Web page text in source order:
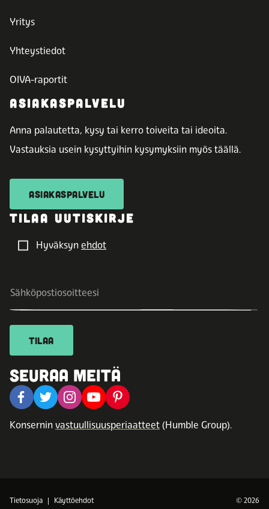
Yritys
Yhteystiedot
OIVA-raportit
ASIAKASPALVELU
Anna palautetta, kysy tai kerro toiveita tai ideoita.
Vastauksia usein kysyttyihin kysymyksiin myös täällä.
ASIAKASPALVELU
TILAA UUTISKIRJE
Hyväksyn ehdot
TILAA
SEURAA MEITÄ
Konsernin vastuullisuusperiaatteet (Humble Group).
Tietosuoja Käyttöehdot © 2026